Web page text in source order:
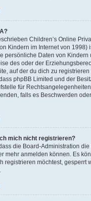
Children’s Online
Kindern im Internet von
persönliche Daten von
des oder der
auf der du dich zu
phpBB Limited und der
für
falls es Beschwerden
mich nicht registrieren?
die Board-Administration
mehr anmelden können. Es
registrieren möchtest,